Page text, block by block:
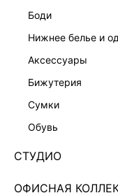
боди
нижнее белье и
аксессуары
бижутерия
сумки
обувь
СТУДИО
ОФИСНАЯ
Нет в наличии
ЦВЕТ:СИНИЙ